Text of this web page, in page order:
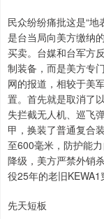
民众纷纷痛批这是“
是台当局向美方缴纳
买卖。台媒和台军方
制装备，而是美方专
网的报道，相较于美
置。首先就是取消了
失拦截无人机、巡飞
甲，换装了普通复合
至600毫米，防护能
降级，美方严禁外销
役25年的老旧KEWA1
先天短板